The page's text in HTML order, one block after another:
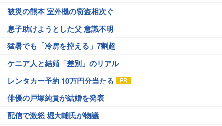
被災の熊本 室外機の窃盗相次ぐ
息子助けようとした父 意識不明
猛暑でも「冷房を控える」7割超
ケニア人と結婚「差別」のリアル
レンタカー予約 10万円分当たる
俳優の戸塚純貴が結婚を発表
配信で激怒 堀大輔氏が物議